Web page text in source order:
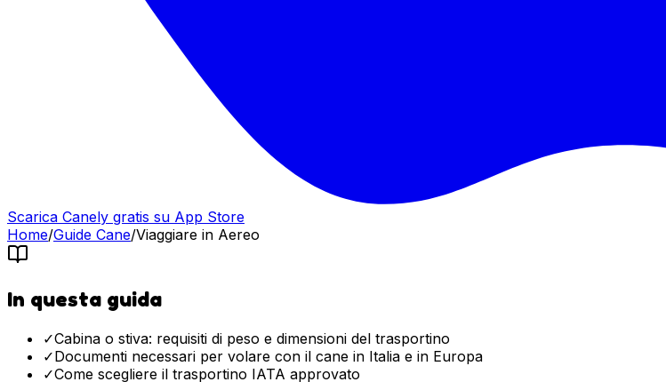
Scarica Canely gratis su App Store
Home/Guide Cane/Viaggiare in Aereo
In questa guida
✓Cabina o stiva: requisiti di peso e dimensioni del trasportino
✓Documenti necessari per volare con il cane in Italia e in Europa
✓Come scegliere il trasportino IATA approvato